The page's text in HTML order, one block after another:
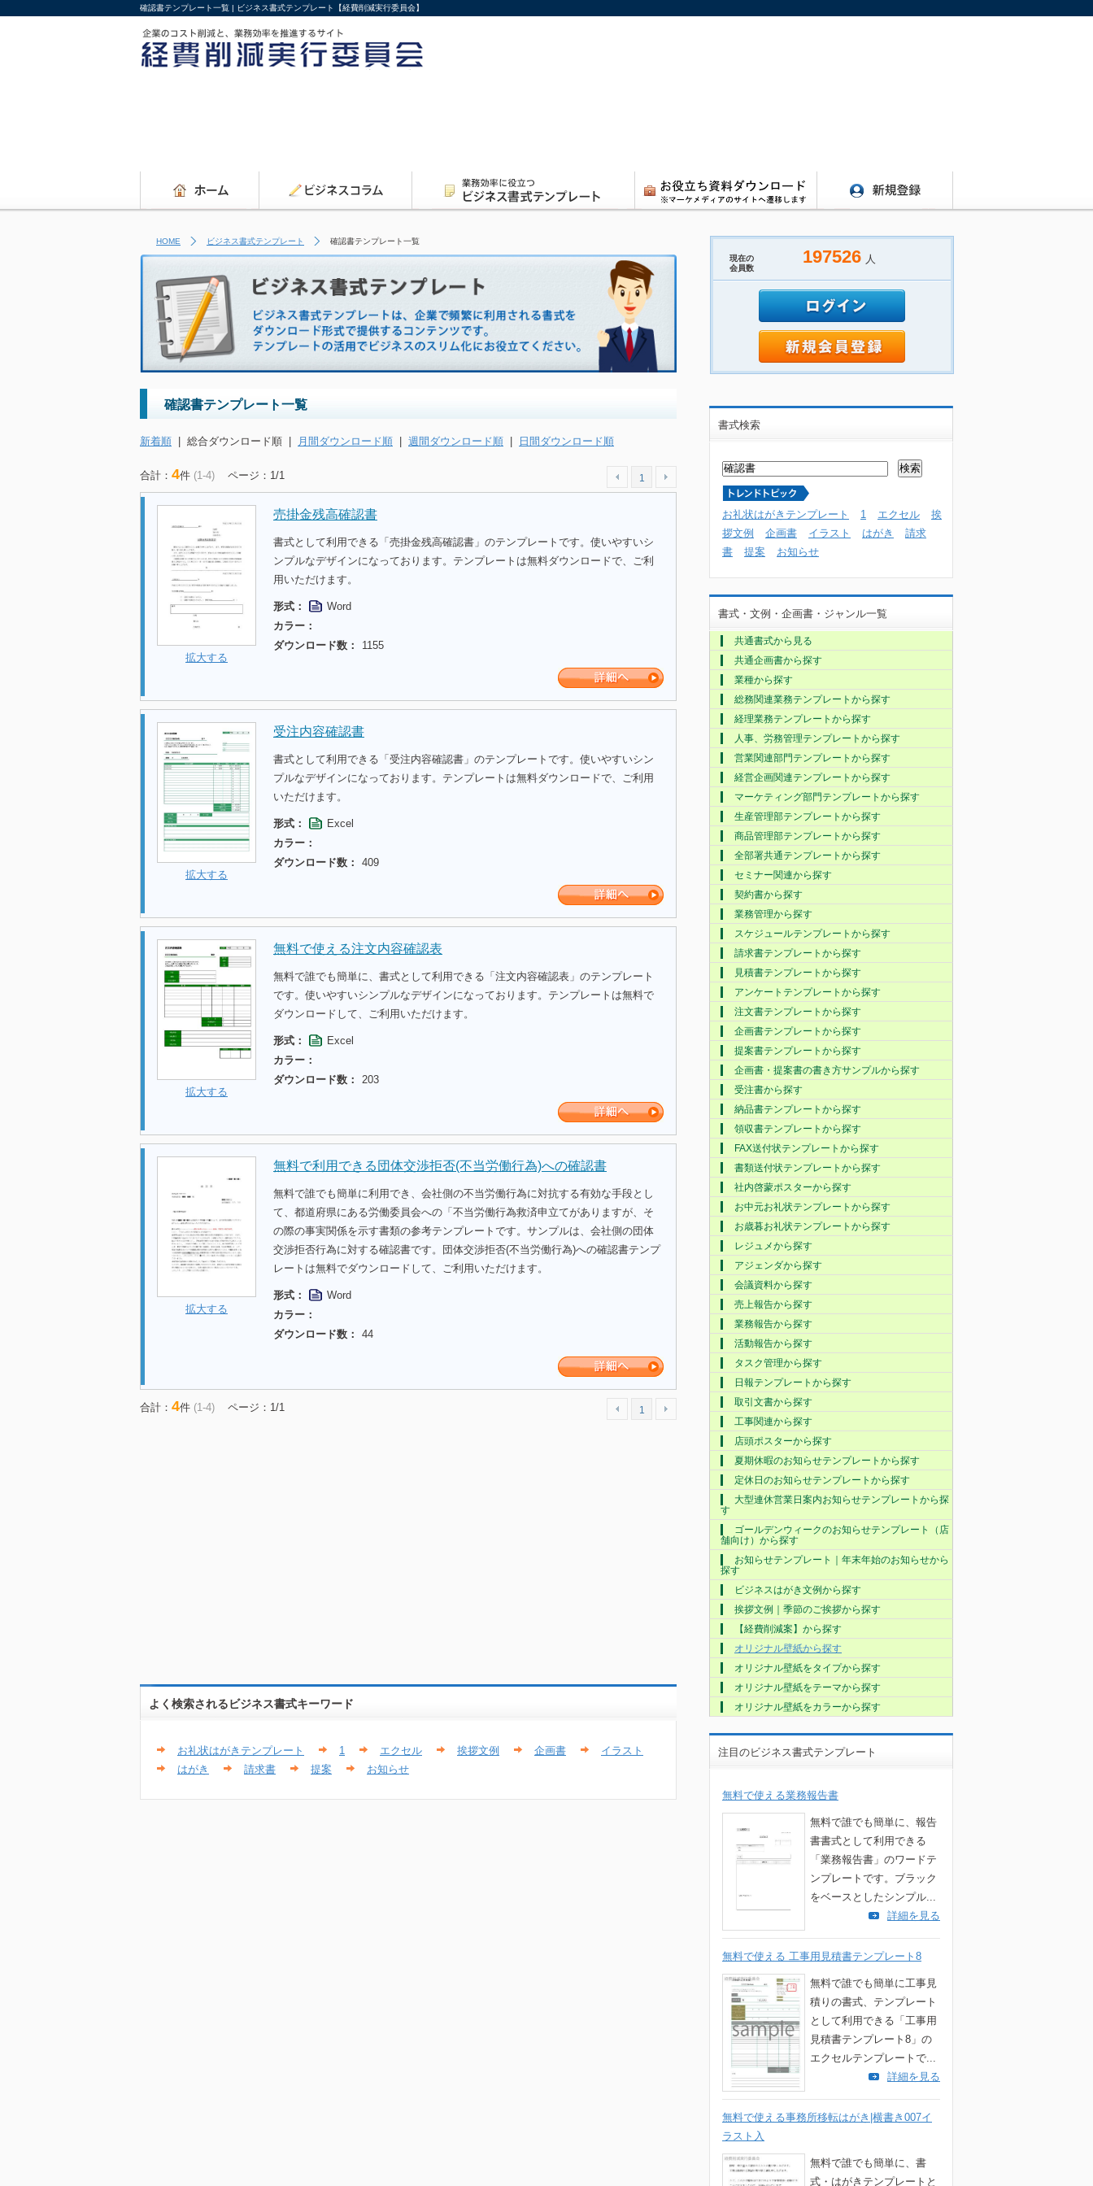
確認書テンプレート一覧 | ビジネス書式テンプレート【経費削減実行委員会】
HOME ビジネス書式テンプレート 確認書テンプレート一覧
確認書テンプレート一覧
新着順 | 総合ダウンロード順 | 月間ダウンロード順 | 週間ダウンロード順 | 日間ダウンロード順
合計： 4件 (1-4) ページ：1/1 1
拡大する
売掛金残高確認書
書式として利用できる「売掛金残高確認書」のテンプレートです。使いやすいシ
ンプルなデザインになっております。テンプレートは無料ダウンロードで、ご利
用いただけます。
形式：
Word
カラー：
ダウンロード数：
1155
拡大する
受注内容確認書
書式として利用できる「受注内容確認書」のテンプレートです。使いやすいシン
プルなデザインになっております。テンプレートは無料ダウンロードで、ご利用
いただけます。
形式：
Excel
カラー：
ダウンロード数：
409
拡大する
無料で使える注文内容確認表
無料で誰でも簡単に、書式として利用できる「注文内容確認表」のテンプレート
です。使いやすいシンプルなデザインになっております。テンプレートは無料で
ダウンロードして、ご利用いただけます。
形式：
Excel
カラー：
ダウンロード数：
203
拡大する
無料で利用できる団体交渉拒否(不当労働行為)への確認書
無料で誰でも簡単に利用でき、会社側の不当労働行為に対抗する有効な手段とし
て、都道府県にある労働委員会への「不当労働行為救済申立てがありますが、そ
の際の事実関係を示す書類の参考テンプレートです。サンプルは、会社側の団体
交渉拒否行為に対する確認書です。団体交渉拒否(不当労働行為)への確認書テンプ
レートは無料でダウンロードして、ご利用いただけます。
形式：
Word
カラー：
ダウンロード数：
44
合計： 4件 (1-4) ページ：1/1 1
よく検索されるビジネス書式キーワード
お礼状はがきテンプレート 1 エクセル 挨拶文例 企画書
イラスト
はがき
請求書 提案 お知らせ
現在の
会員数
197526 人
書式検索
お礼状はがきテンプレート 1 エクセル
挨
拶文例
企画書 イラスト はがき
請求
書
提案 お知らせ
書式・文例・企画書・ジャンル一覧
共通書式から見る
共通企画書から探す
業種から探す
総務関連業務テンプレートから探す
経理業務テンプレートから探す
人事、労務管理テンプレートから探す
営業関連部門テンプレートから探す
経営企画関連テンプレートから探す
マーケティング部門テンプレートから探す
生産管理部テンプレートから探す
商品管理部テンプレートから探す
全部署共通テンプレートから探す
セミナー関連から探す
契約書から探す
業務管理から探す
スケジュールテンプレートから探す
請求書テンプレートから探す
見積書テンプレートから探す
アンケートテンプレートから探す
注文書テンプレートから探す
企画書テンプレートから探す
提案書テンプレートから探す
企画書・提案書の書き方サンプルから探す
受注書から探す
納品書テンプレートから探す
領収書テンプレートから探す
FAX送付状テンプレートから探す
書類送付状テンプレートから探す
社内啓蒙ポスターから探す
お中元お礼状テンプレートから探す
お歳暮お礼状テンプレートから探す
レジュメから探す
アジェンダから探す
会議資料から探す
売上報告から探す
業務報告から探す
活動報告から探す
タスク管理から探す
日報テンプレートから探す
取引文書から探す
工事関連から探す
店頭ポスターから探す
夏期休暇のお知らせテンプレートから探す
定休日のお知らせテンプレートから探す
大型連休営業日案内お知らせテンプレートから探
す
ゴールデンウィークのお知らせテンプレート（店
舗向け）から探す
お知らせテンプレート｜年末年始のお知らせから
探す
ビジネスはがき文例から探す
挨拶文例｜季節のご挨拶から探す
【経費削減案】から探す
オリジナル壁紙から探す
オリジナル壁紙をタイプから探す
オリジナル壁紙をテーマから探す
オリジナル壁紙をカラーから探す
注目のビジネス書式テンプレート
無料で使える業務報告書
無料で誰でも簡単に、報告
書書式として利用できる
「業務報告書」のワードテ
ンプレートです。ブラック
をベースとしたシンプル...
詳細を見る
無料で使える 工事用見積書テンプレート8
無料で誰でも簡単に工事見
積りの書式、テンプレート
として利用できる「工事用
見積書テンプレート8」の
エクセルテンプレートで...
詳細を見る
無料で使える事務所移転はがき|横書き007イ
ラスト入
無料で誰でも簡単に、書
式・はがきテンプレートと